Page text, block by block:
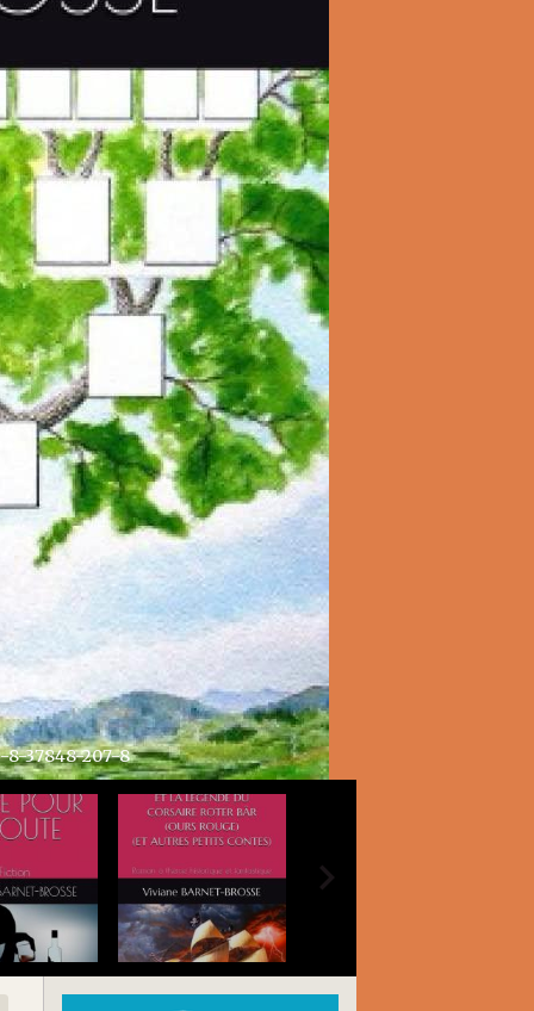
GÉNÉALOGIE SANS GÊNE AU LOGIS TOME
GÊNE AU LOGIS TOME 3 Articles divers généalogie et